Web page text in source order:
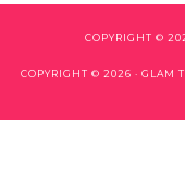
COPYRIGHT ©
COPYRIGHT © 2026 · GLAM